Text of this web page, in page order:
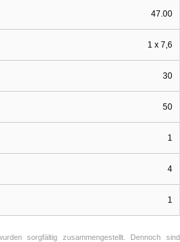
47.00
1 x 7,6
30
50
1
4
1
sorgfältig zusammengestellt. Dennoch sind